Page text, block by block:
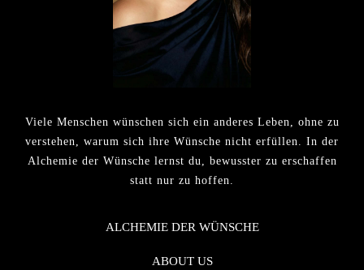
Viele Menschen wünschen sich ein anderes Leben, ohne zu
verstehen, warum sich ihre Wünsche nicht erfüllen. In der
Alchemie der Wünsche lernst du, bewusster zu erschaffen
statt nur zu hoffen.
ALCHEMIE DER WÜNSCHE
ABOUT US